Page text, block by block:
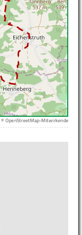
© OpenStreetMap-Mitwirkende